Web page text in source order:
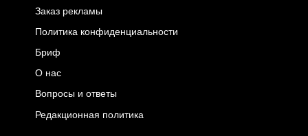
Заказ рекламы
Политика конфиденциальности
Бриф
О нас
Вопросы и ответы
Редакционная политика